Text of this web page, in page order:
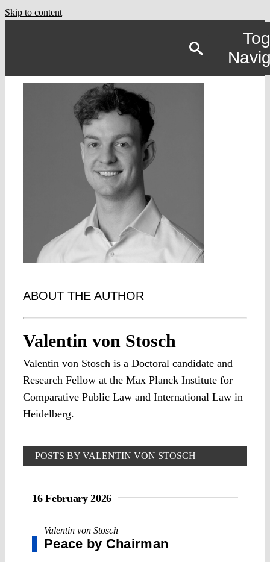
Skip to content
ABOUT THE AUTHOR
Valentin von Stosch
Valentin von Stosch is a Doctoral candidate and
Research Fellow at the Max Planck Institute for
Comparative Public Law and International Law in
Heidelberg.
POSTS BY VALENTIN VON STOSCH
16 February 2026
Valentin von Stosch
Peace by Chairman